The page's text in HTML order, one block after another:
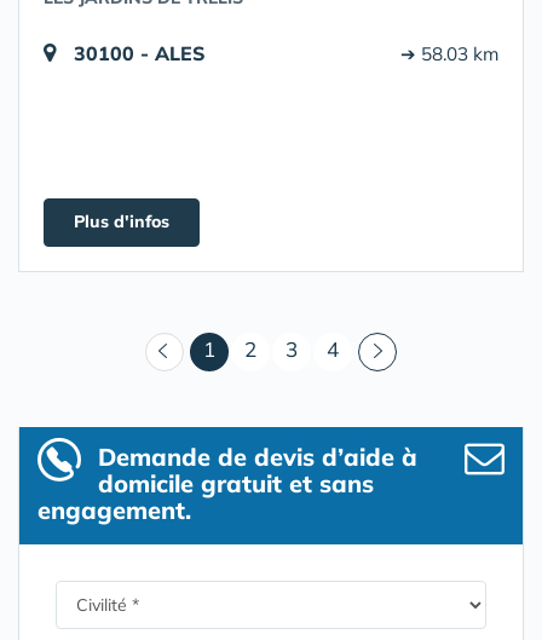
30100 - ALES ➔ 58.03 km
Plus d'infos
1 (courant)
2 3 4
Demande de devis d’aide à
domicile gratuit et sans
engagement.